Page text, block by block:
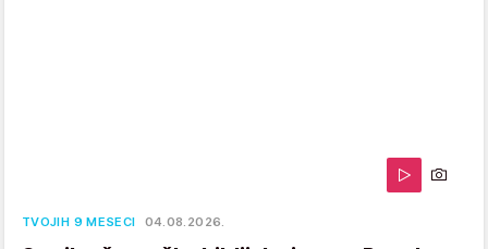
TVOJIH 9 MESECI 04.08.2026.